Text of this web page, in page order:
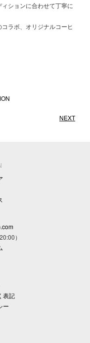
ションに合わせて丁寧に
ラボ、オリジナルコーヒ
NEXT
）
表記
ー